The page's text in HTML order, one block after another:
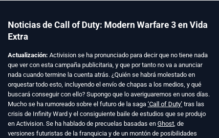
Noticias de Call of Duty: Modern Warfare 3 en Vida
Extra
Actualización: Activision se ha pronunciado para decir que no tiene nada
que ver con esta campaña publicitaria, y que por tanto no va a anunciar
nada cuando termine la cuenta atrás. ¿Quién se habrá molestado en
orquestar todo esto, incluyendo el envío de chapas a los medios, y qué
buscará conseguir con ello? Supongo que lo averiguaremos en unos días.
Mucho se ha rumoreado sobre el futuro de la saga ‘Call of Duty’ tras las
crisis de Infinity Ward y el consiguiente baile de estudios que se produjo
en Activision. Se ha hablado de precuelas basadas en Ghost , de
versiones futuristas de la franquicia y de un montón de posibilidades